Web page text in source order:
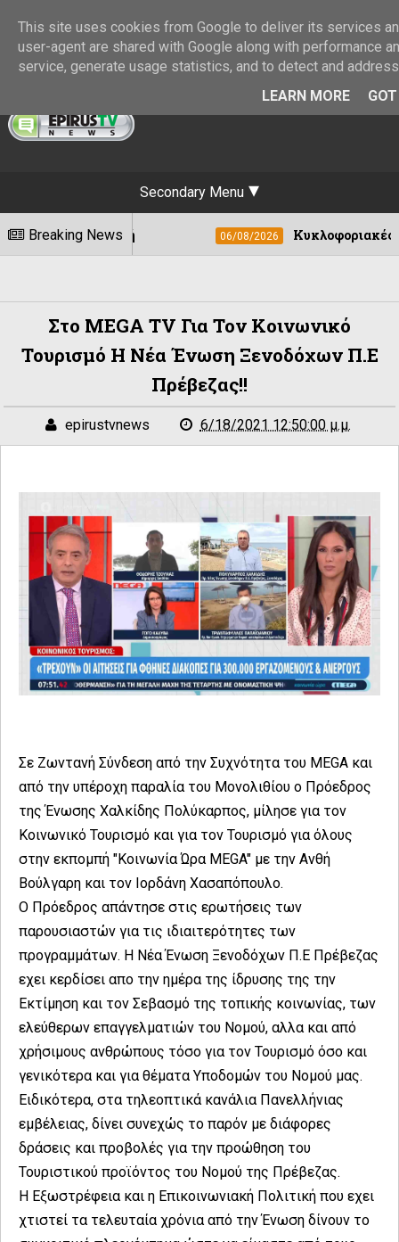
Secondary Menu
Breaking News06/08/2026 Κυκλοφοριακές ρυθμίσεις στους
Στο MEGA TV Για Τον Κοινωνικό
Τουρισμό Η Νέα Ένωση Ξενοδόχων Π.Ε
Πρέβεζας!!
epirustvnews 6/18/2021 12:50:00 μ.μ.
Σε Ζωντανή Σύνδεση από την Συχνότητα του MEGA και
από την υπέροχη παραλία του Μονολιθίου ο Πρόεδρος
της Ένωσης Χαλκίδης Πολύκαρπος, μίλησε για τον
Κοινωνικό Τουρισμό και για τον Τουρισμό για όλους
στην εκπομπή "Κοινωνία Ώρα MEGA" με την Ανθή
Βούλγαρη και τον Ιορδάνη Χασαπόπουλο.
Ο Πρόεδρος απάντησε στις ερωτήσεις των
παρουσιαστών για τις ιδιαιτερότητες των
προγραμμάτων. Η Νέα Ένωση Ξενοδόχων Π.Ε Πρέβεζας
εχει κερδίσει απο την ημέρα της ίδρυσης της την
Εκτίμηση και τον Σεβασμό της τοπικής κοινωνίας, των
ελεύθερων επαγγελματιών του Νομού, αλλα και από
χρήσιμους ανθρώπους τόσο για τον Τουρισμό όσο και
γενικότερα και για θέματα Υποδομών του Νομού μας.
Ειδικότερα, στα τηλεοπτικά κανάλια Πανελλήνιας
εμβέλειας, δίνει συνεχώς το παρόν με διάφορες
δράσεις και προβολές για την προώθηση του
Τουριστικού προϊόντος του Νομού της Πρέβεζας.
Η Εξωστρέφεια και η Επικοινωνιακή Πολιτική που εχει
χτιστεί τα τελευταία χρόνια από την Ένωση δίνουν το
This site uses cookies from Google to deliver its services
user-agent are shared with Google along with performance
service, generate usage statistics, and to detect and
LEARN MORE